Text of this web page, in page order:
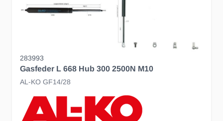
283993
Gasfeder L 668 Hub 300 2500N M10
AL-KO GF14/28